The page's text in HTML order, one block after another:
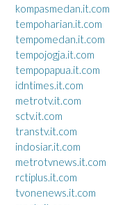
kompasmedan.it.com
tempoharian.it.com
tempomedan.it.com
tempojogja.it.com
tempopapua.it.com
idntimes.it.com
metrotv.it.com
sctv.it.com
transtv.it.com
indosiar.it.com
metrotvnews.it.com
rctiplus.it.com
tvonenews.it.com